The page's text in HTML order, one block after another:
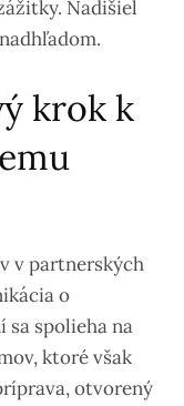
Nadišiel
krok k
v partnerských
o
spolieha na
ktoré však
otvorený